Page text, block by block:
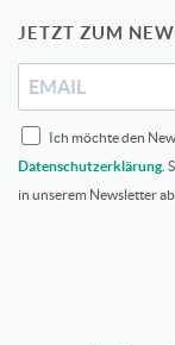
JETZT ZUM
Ich möchte den
Datenschutzerklärung .
in unserem Newsletter